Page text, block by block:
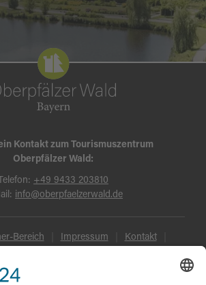
Kontakt zum Tourismuszentrum
Oberpfälzer Wald:
Telefon: +49 9433 203810
info@oberpfaelzerwald.de
Bereich Impressum Kontakt